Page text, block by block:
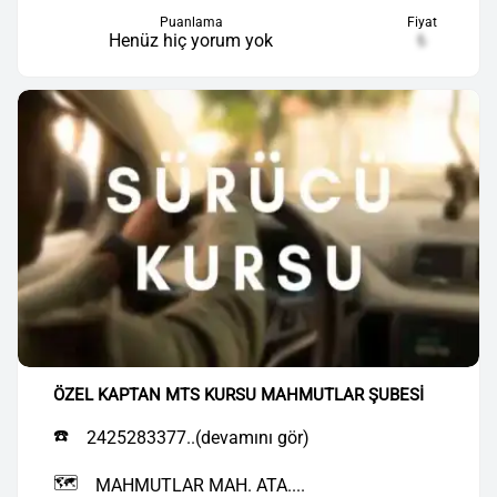
Puanlama
Henüz hiç yorum yok
Fiyat
₺
ÖZEL KAPTAN MTS KURSU MAHMUTLAR ŞUBESİ
☎️ 2425283377..(devamını gör)
🗺️ MAHMUTLAR MAH. ATA....